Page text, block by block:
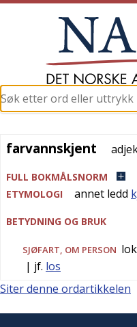
farvannskjent
FULL BOKMÅLSNORM
ETYMOLOGI
annet ledd
BETYDNING OG BRUK
SJØFART, OM PERSON
| jf. los
Siter denne ordartikkelen